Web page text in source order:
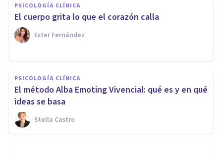
PSICOLOGÍA CLÍNICA
El cuerpo grita lo que el corazón calla
Ester Fernández
PSICOLOGÍA CLÍNICA
El método Alba Emoting Vivencial: qué es y en qué
ideas se basa
Stella Castro
Malestar emocional: posibles
causas, y cómo superarlo
Joaquín Mateu-Mollá